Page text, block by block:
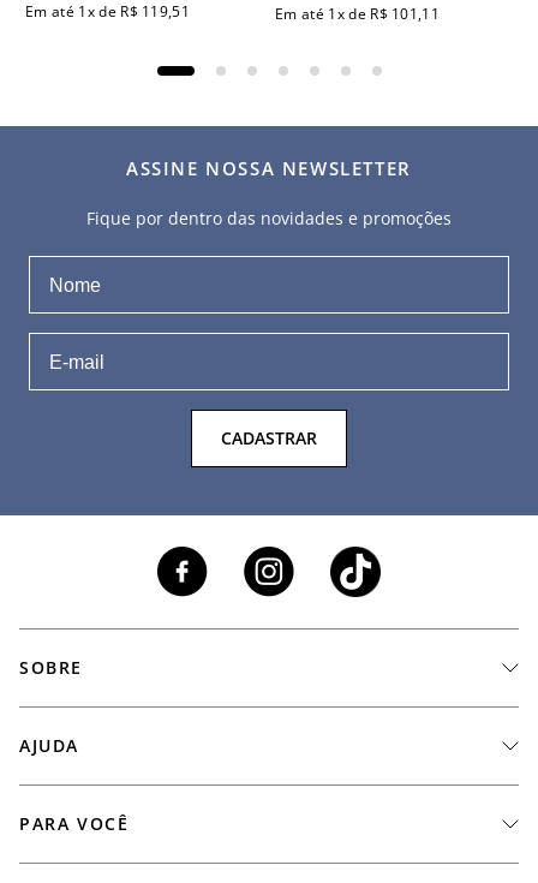
Em até 1x de R$ 119,51 Em até 1x de R$ 101,11
ASSINE NOSSA NEWSLETTER
Fique por dentro das novidades e promoções
CADASTRAR
SOBRE
Seja um Revendedor
AJUDA
PARA VOCÊ